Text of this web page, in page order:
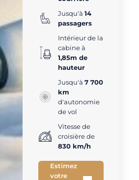
Jusqu'à 14
passagers
Intérieur de la
cabine à
1,85m de
hauteur
Jusqu'à 7 700
km
d'autonomie
de vol
Vitesse de
croisière de
830 km/h
Estimez
votre